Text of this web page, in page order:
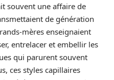
souvent une affaire de
de génération
mères enseignaient
entrelacer et embellir les
qui parurent souvent
ces styles capillaires